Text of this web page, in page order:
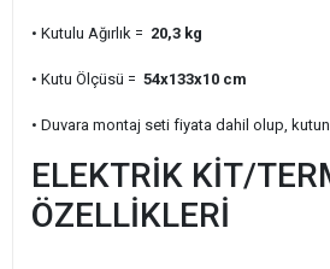
• Kutulu Ağırlık = 20,3 kg
• Kutu Ölçüsü = 54x133x10 cm
• Duvara montaj seti fiyata dahil olup,
ELEKTRİK KİT/
ÖZELLİKLERİ